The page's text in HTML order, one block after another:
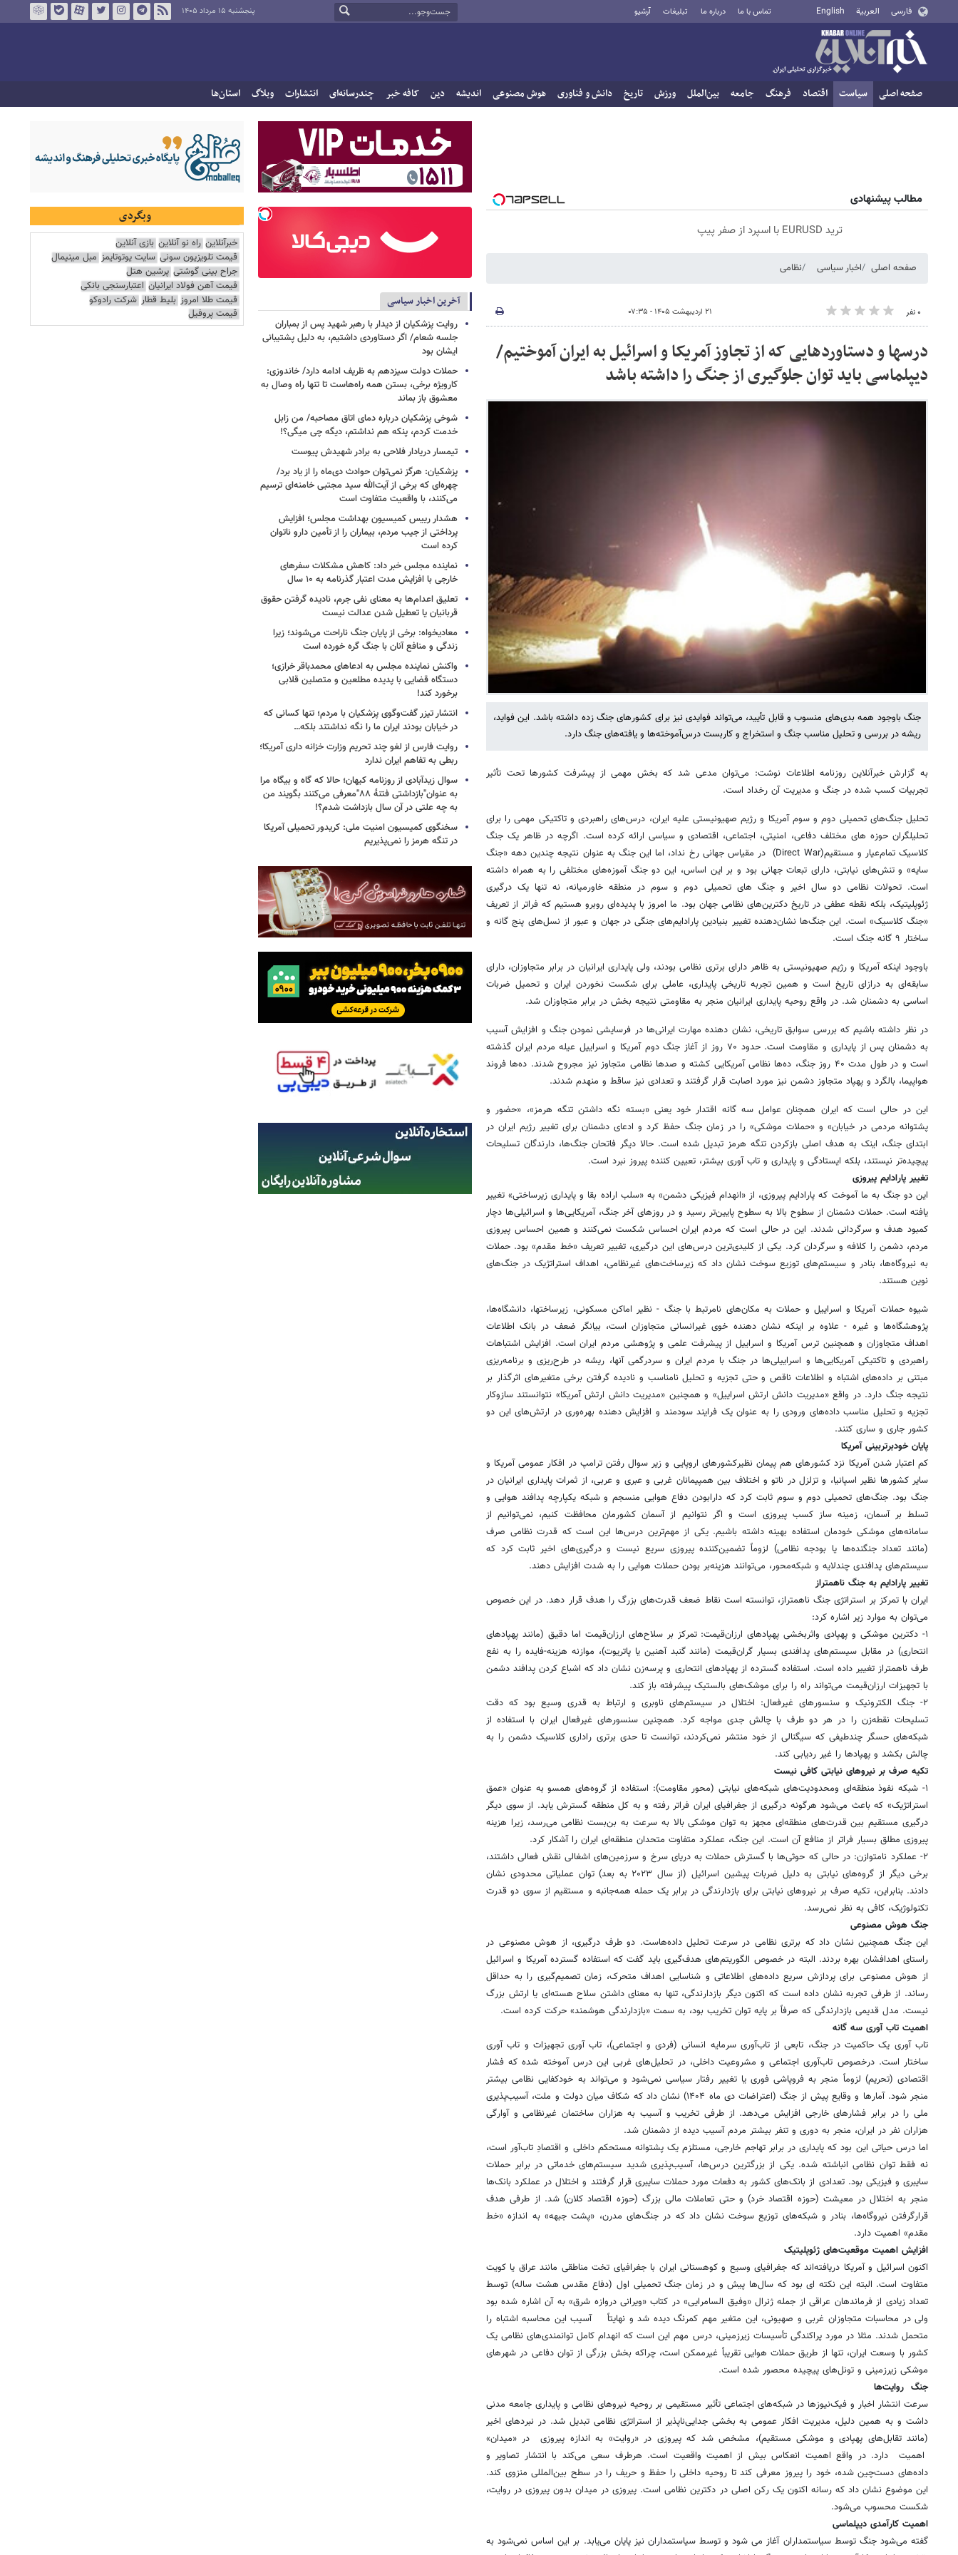
فارسی العربية English تماس با ما درباره ما تبلیغات آرشیو پنجشنبه ۱۵ مرداد ۱۴۰۵
صفحه اصلی سیاست اقتصاد فرهنگ جامعه بین‌الملل ورزش تاریخ دانش و فناوری هوش مصنوعی اندیشه دین کافه خبر چندرسانه‌ای انتشارات وبلاگ استان‌ها
مطالب پیشنهادی
ترید EURUSD با اسپرد از صفر پیپ
صفحه اصلی اخبار سیاسی نظامی
۰ نفر ۲۱ اردیبهشت ۱۴۰۵ - ۰۷:۳۵
درسها و دستاوردهایی که از تجاوز آمریکا و اسرائیل به ایران آموختیم/
دیپلماسی باید توان جلوگیری از جنگ را داشته باشد
جنگ باوجود همه بدی‌های منسوب و قابل تأیید، می‌تواند فوایدی نیز برای کشورهای جنگ زده داشته باشد. این فواید،
ریشه در بررسی و تحلیل مناسب جنگ و استخراج و کاربست درس‌آموخته‌ها و یافته‌های جنگ دارد.
به گزارش خبرآنلاین روزنامه اطلاعات نوشت: می‌توان مدعی شد که بخش مهمی از پیشرفت کشورها تحت تأثیر
تجربیات کسب شده در جنگ و مدیریت آن رخداد است.
تحلیل جنگ‌های تحمیلی دوم و سوم آمریکا و رژیم صهیونیستی علیه ایران، درس‌های راهبردی و تاکتیکی مهمی را برای
تحلیلگران حوزه های مختلف دفاعی، امنیتی، اجتماعی، اقتصادی و سیاسی ارائه کرده است. اگرچه در ظاهر یک جنگ
کلاسیک تمام‌عیار و مستقیم(Direct War) در مقیاس جهانی رخ نداد، اما این جنگ به عنوان نتیجه چندین دهه «جنگ
سایه» و تنش‌های نیابتی، دارای تبعات جهانی بود و بر این اساس، این دو جنگ آموزه‌های مختلفی را به همراه داشته
است. تحولات نظامی دو سال اخیر و جنگ های تحمیلی دوم و سوم در منطقه خاورمیانه، نه تنها یک درگیری
ژئوپلیتیک، بلکه نقطه عطفی در تاریخ دکترین‌های نظامی جهان بود. ما امروز با پدیده‌ای روبرو هستیم که فراتر از تعریف
«جنگ کلاسیک» است. این جنگ‌ها نشان‌دهنده تغییر بنیادین پارادایم‌های جنگی در جهان و عبور از نسل‌های پنج گانه و
ساختار ۹ گانه جنگ است.
باوجود اینکه آمریکا و رژیم صهیونیستی به ظاهر دارای برتری نظامی بودند، ولی پایداری ایرانیان در برابر متجاوزان، دارای
سابقه‌ای به درازای تاریخ است و همین تجربه تاریخی پایداری، عاملی برای شکست نخوردن ایران و تحمیل ضربات
اساسی به دشمنان شد. در واقع روحیه پایداری ایرانیان منجر به مقاومتی نتیجه بخش در برابر متجاوزان شد.
در نظر داشته باشیم که بررسی سوابق تاریخی، نشان دهنده مهارت ایرانی‌ها در فرسایشی نمودن جنگ و افزایش آسیب‌
به دشمنان پس از پایداری و مقاومت است. حدود ۷۰ روز از آغاز جنگ دوم آمریکا و اسراییل عیله مردم ایران گذشته
است و در طول مدت ۴۰ روز جنگ، ده‌ها نظامی آمریکایی کشته و صدها نظامی متجاوز نیز مجروح شدند. ده‌ها فروند
هواپیما، بالگرد و پهپاد متجاوز دشمن نیز مورد اصابت قرار گرفتند و تعدادی نیز ساقط و منهدم شدند.
این در حالی است که ایران همچنان عوامل سه گانه اقتدار خود یعنی «بسته نگه داشتن تنگه هرمز»، «حضور و
پشتوانه مردمی در خیابان» و «حملات موشکی» را در زمان جنگ حفظ کرد و ادعای دشمنان برای تغییر رژیم ایران در
ابتدای جنگ، اینک به هدف اصلی بازکردن تنگه هرمز تبدیل شده است. حالا دیگر فاتحان جنگ‌ها، دارندگان تسلیحات
پیچیده‌تر نیستند، بلکه ایستادگی و پایداری و تاب آوری بیشتر، تعیین کننده پیروز نبرد است.
تغییر پارادایم پیروزی
این دو جنگ به ما آموخت که پارادایم پیروزی، از «انهدام فیزیکی دشمن» به «سلب اراده بقا و پایداری زیرساختی» تغییر
یافته است. حملات دشمنان از سطوح بالا به سطوح پایین‌تر رسید و در روزهای آخر جنگ، آمریکایی‌ها و اسرائیلی‌ها دچار
کمبود هدف و سرگردانی شدند. این در حالی است که مردم ایران احساس شکست نمی‌کنند و همین احساس پیروزی
مردم، دشمن را کلافه و سرگردان کرد. یکی از کلیدی‌ترین درس‌های این درگیری، تغییر تعریف «خط مقدم» بود. حملات
به نیروگاه‌ها، بنادر و سیستم‌های توزیع سوخت نشان داد که زیرساخت‌های غیرنظامی، اهداف استراتژیک در جنگ‌های
نوین هستند.
شیوه حملات آمریکا و اسراییل و حملات به مکان‌های نامرتبط با جنگ - نظیر اماکن مسکونی، زیرساختها، دانشگاه‌ها،
پژوهشگاه‌ها و غیره - علاوه بر اینکه نشان دهنده خوی غیرانسانی متجاوزان است، بیانگر ضعف در بانک اطلاعات
اهداف متجاوزان و همچنین ترس آمریکا و اسراییل از پیشرفت علمی و پژوهشی مردم ایران است. افزایش اشتباهات
راهبردی و تاکتیکی آمریکایی‌ها و اسراییلی‌ها در جنگ با مردم ایران و سردرگمی آنها، ریشه در طرح‌ریزی و برنامه‌ریزی
مبتنی بر داده‌های اشتباه و اطلاعات ناقص و حتی تجزیه و تحلیل نامناسب و نادیده گرفتن برخی متغیرهای اثرگذار بر
نتیجه جنگ دارد. در واقع «مدیریت دانش ارتش اسراییل» و همچنین «مدیریت دانش ارتش آمریکا» نتوانستند سازوکار
تجزیه و تحلیل مناسب داده‌های ورودی را به عنوان یک فرایند سودمند و افزایش دهنده بهره‌وری در ارتش‌های این دو
کشور جاری و ساری کنند.
پایان خودبرتربینی آمریکا
کم اعتبار شدن آمریکا نزد کشورهای هم پیمان نظیرکشورهای اروپایی و زیر سوال رفتن ترامپ در افکار عمومی آمریکا و
سایر کشورها نظیر اسپانیا، و تزلزل در ناتو و اختلاف بین همپیمانان غربی و عبری و عربی، از ثمرات پایداری ایرانیان در
جنگ بود. جنگ‌های تحمیلی دوم و سوم ثابت کرد که دارابودن دفاع هوایی منسجم و شبکه یکپارچه پدافند هوایی و
تسلط بر آسمان، زمینه ساز کسب پیروزی است و اگر نتوانیم از آسمان کشورمان محافظت کنیم، نمی‌توانیم از
سامانه‌های موشکی خودمان استفاده بهینه داشته باشیم. یکی از مهم‌ترین درس‌ها این است که قدرت نظامی صرف
(مانند تعداد جنگنده‌ها یا بودجه نظامی) لزوماً تضمین‌کننده پیروزی سریع نیست و درگیری‌های اخیر ثابت کرد که
سیستم‌های پدافندی چندلایه و شبکه‌محور، می‌توانند هزینه‌بر بودن حملات هوایی را به شدت افزایش دهند.
تغییر پارادایم به جنگ ناهمتراز
ایران با تمرکز بر استراتژی جنگ ناهمتراز، توانسته است نقاط ضعف قدرت‌های بزرگ را هدف قرار دهد. در این خصوص
می‌توان به موارد زیر اشاره کرد:
۱- دکترین موشکی و پهپادی واثربخشی پهپادهای ارزان‌قیمت: تمرکز بر سلاح‌های ارزان‌قیمت اما دقیق (مانند پهپادهای
انتحاری) در مقابل سیستم‌های پدافندی بسیار گران‌قیمت (مانند گنبد آهنین یا پاتریوت)، موازنه هزینه-فایده را به نفع
طرف ناهمتراز تغییر داده است. استفاده گسترده از پهپادهای انتحاری و پرسه‌زن نشان داد که اشباع کردن پدافند دشمن
با تجهیزات ارزان‌قیمت می‌تواند راه را برای موشک‌های بالستیک پیشرفته باز کند.
۲- جنگ الکترونیک و سنسورهای غیرفعال: اختلال در سیستم‌های ناوبری و ارتباط به قدری وسیع بود که دقت
تسلیحات نقطه‌زن را در هر دو طرف با چالش جدی مواجه کرد. همچنین سنسورهای غیرفعال ایران با استفاده از
شبکه‌های حسگر چندطیفی که سیگنالی از خود منتشر نمی‌کردند، توانست تا حدی برتری راداری کلاسیک دشمن را به
چالش بکشد و پهپادها را غیر ردیابی کند.
تکیه صرف بر نیروهای نیابتی کافی نیست
۱- شبکه نفوذ منطقه‌ای ومحدودیت‌های شبکه‌های نیابتی (محور مقاومت): استفاده از گروه‌های همسو به عنوان «عمق
استراتژیک» که باعث می‌شود هرگونه درگیری از جغرافیای ایران فراتر رفته و به کل منطقه گسترش یابد. از سوی دیگر
درگیری مستقیم بین قدرت‌های منطقه‌ای مجهز به توان موشکی بالا به سرعت به بن‌بست نظامی می‌رسد، زیرا هزینه
پیروزی مطلق بسیار فراتر از منافع آن است. این جنگ، عملکرد متفاوت متحدان منطقه‌ای ایران را آشکار کرد.
۲- عملکرد نامتوازن: در حالی که حوثی‌ها با گسترش حملات به دریای سرخ و سرزمین‌های اشغالی نقش فعالی داشتند،
برخی دیگر از گروه‌های نیابتی به دلیل ضربات پیشین اسرائیل (از سال ۲۰۲۳ به بعد) توان عملیاتی محدودی نشان
دادند. بنابراین، تکیه صرف بر نیروهای نیابتی برای بازدارندگی در برابر یک حمله همه‌جانبه و مستقیم از سوی دو قدرت
تکنولوژیک، کافی به نظر نمی‌رسد.
جنگ هوش مصنوعی
این جنگ همچنین نشان داد که برتری نظامی در سرعت تحلیل داده‌هاست. دو طرف درگیری، از هوش مصنوعی در
راستای اهدافشان بهره بردند. البته در خصوص الگوریتم‌های هدف‌گیری باید گفت که استفاده گسترده آمریکا و اسرائیل
از هوش مصنوعی برای پردازش سریع داده‌های اطلاعاتی و شناسایی اهداف متحرک، زمان تصمیم‌گیری را به حداقل
رساند. از طرفی تجربه نشان داده است که اکنون دیگر بازدارندگی، تنها به معنای داشتن سلاح هسته‌ای یا ارتش بزرگ
نیست. مدل قدیمی بازدارندگی که صرفاً بر پایه توان تخریب بود، به سمت «بازدارندگی هوشمند» حرکت کرده است.
اهمیت تاب آوری سه گانه
تاب آوری یک حاکمیت در جنگ، تابعی از تاب‌آوری سرمایه انسانی (فردی و اجتماعی)، تاب آوری تجهیزات و تاب آوری
ساختار است. درخصوص تاب‌آوری اجتماعی و مشروعیت داخلی، در تحلیل‌های غربی این درس آموخته شده که فشار
اقتصادی (تحریم) لزوماً منجر به فروپاشی فوری یا تغییر رفتار سیاسی نمی‌شود و می‌تواند به خودکفایی نظامی بیشتر
منجر شود. آمارها و وقایع پیش از جنگ (اعتراضات دی ماه ۱۴۰۴) نشان داد که شکاف میان دولت و ملت، آسیب‌پذیری
ملی را در برابر فشارهای خارجی افزایش می‌دهد. از طرفی تخریب و آسیب به هزاران ساختمان غیرنظامی و آوارگی
هزاران نفر در ایران، منجر به دوری و تنفر بیشتر مردم آسیب دیده از دشمنان شد.
اما درس حیاتی این بود که پایداری در برابر تهاجم خارجی، مستلزم یک پشتوانه مستحکم داخلی و اقتصادِ تاب‌آور است،
نه فقط توان نظامی انباشته شده. یکی از بزرگترین درس‌ها، آسیب‌پذیری شدید سیستم‌های خدماتی در برابر حملات
سایبری و فیزیکی بود. تعدادی از بانک‌های کشور به دفعات مورد حملات سایبری قرار گرفتند و اختلال در عملکرد بانک‌ها
منجر به اختلال در معیشت (حوزه اقتصاد خرد) و حتی تعاملات مالی بزرگ (حوزه اقتصاد کلان) شد. از طرفی هدف
قرارگرفتن نیروگاه‌ها، بنادر و شبکه‌های توزیع سوخت نشان داد که در جنگ‌های مدرن، «پشت جبهه» به اندازه «خط
مقدم» اهمیت دارد.
افزایش اهمیت موقعیت‌های ژئوپلیتیک
اکنون اسرائیل و آمریکا دریافته‌اند که جغرافیای وسیع و کوهستانی ایران با جغرافیای تخت مناطقی مانند عراق یا کویت
متفاوت است. البته این نکته ای بود که سال‌ها پیش و در زمان جنگ تحمیلی اول (دفاع مقدس هشت ساله) توسط
تعداد زیادی از فرماندهان عراقی از جمله ژنرال «وفیق السامرایی» در کتاب «ویرانی دروازه شرق» به آن اشاره شده بود
ولی در محاسبات متجاوزان غربی و صهیونی، این متغیر مهم کمرنگ دیده شد و نهایتاً آسیب این محاسبه اشتباه را
متحمل شدند. مثلا در مورد پراکندگی تأسیسات زیرزمینی، درس مهم این است که انهدام کامل توانمندی‌های نظامی یک
کشور با وسعت ایران، تنها از طریق حملات هوایی تقریباً غیرممکن است، چراکه بخش بزرگی از توان دفاعی در شهرهای
موشکی زیرزمینی و تونل‌های پیچیده محصور شده است.
جنگ روایت‌ها
سرعت انتشار اخبار و فیک‌نیوزها در شبکه‌های اجتماعی تأثیر مستقیمی بر روحیه نیروهای نظامی و پایداری جامعه مدنی
داشت و به همین دلیل، مدیریت افکار عمومی به بخشی جدایی‌ناپذیر از استراتژی نظامی تبدیل شد. در نبردهای اخیر
(مانند تقابل‌های پهپادی و موشکی مستقیم)، مشخص شد که پیروزی در «روایت» به اندازه پیروزی در «میدان»
اهمیت دارد. در واقع اهمیت انعکاس بیش از اهمیت واقعیت است. هرطرف سعی می‌کند با انتشار تصاویر و
داده‌های دست‌چین شده، خود را پیروز معرفی کند تا روحیه داخلی را حفظ و حریف را در سطح بین‌المللی منزوی کند.
این موضوع نشان داد که رسانه اکنون یک رکن اصلی در دکترین نظامی است. پیروزی در میدان بدون پیروزی در روایت،
شکست محسوب می‌شود.
اهمیت کارآمدی دیپلماسی
گفته می‌شود جنگ توسط سیاستمداران آغاز می شود و توسط سیاستمداران نیز پایان می‌یابد. بر این اساس نمی‌شود به
آخرین اخبار سیاسی
روایت پزشکیان از دیدار با رهبر شهید پس از بمباران
جلسه شعام/ اگر دستاوردی داشتیم، به دلیل پشتیبانی
ایشان بود
حملات دولت سیزدهم به ظریف ادامه دارد/ خاندوزی:
کارویژه برخی، بستن همه راه‌هاست تا تنها راه وصال به
معشوق باز بماند
شوخی پزشکیان درباره دمای اتاق مصاحبه/ من زابل
خدمت کردم، پنکه هم نداشتم، دیگه چی میگی؟!
تیمسار دریادار فلاحی به برادر شهیدش پیوست
پزشکیان: هرگز نمی‌توان حوادث دی‌ماه را از یاد برد/
چهره‌ای که برخی از آیت‌الله سید مجتبی خامنه‌ای ترسیم
می‌کنند، با واقعیت متفاوت است
هشدار رییس کمیسیون بهداشت مجلس؛ افزایش
پرداختی از جیب مردم، بیماران را از تأمین دارو ناتوان
کرده است
نماینده مجلس خبر داد: کاهش مشکلات سفرهای
خارجی با افزایش مدت اعتبار گذرنامه به ۱۰ سال
تعلیق اعدام‌ها به معنای نفی جرم، نادیده گرفتن حقوق
قربانیان یا تعطیل شدن عدالت نیست
معادیخواه: برخی از پایان جنگ ناراحت می‌شوند؛ زیرا
زندگی و منافع آنان با جنگ گره خورده است
واکنش نماینده مجلس به ادعاهای محمدباقر خرازی؛
دستگاه قضایی با پدیده مطلعین و متصلین قلابی
برخورد کند!
انتشار تیزر گفت‌وگوی پزشکیان با مردم؛ تنها کسانی که
در خیابان بودند ایران ما را نگه نداشتند بلکه…
روایت فارس از لغو چند تحریم وزارت خزانه داری آمریکا؛
ربطی به تفاهم ایران ندارد
سوال زیدآبادی از روزنامه کیهان؛ حالا که گاه و بیگاه مرا
به عنوان"بازداشتی فتنهٔ ۸۸"معرفی می‌کنند بگویند من
به چه علتی در آن سال بازداشت شدم؟!
سخنگوی کمیسیون امنیت ملی: کریدور تحمیلی آمریکا
در تنگه هرمز را نمی‌پذیریم
وبگردی
خبرآنلاین راه نو آنلاین بازی آنلاین
قیمت تلویزیون سونی سایت یوتوتایمز مبل مینیمال
جراح بینی گوشتی پرشین هتل
قیمت آهن فولاد ایرانیان اعتبارسنجی بانکی
قیمت طلا امروز بلیط قطار شرکت رادوکو
قیمت پروفیل